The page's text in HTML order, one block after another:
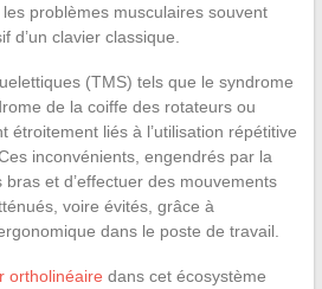
problèmes musculaires souvent
d’un clavier classique.
(TMS) tels que le syndrome
de la coiffe des rotateurs ou
étroitement liés à l’utilisation répétitive
inconvénients, engendrés par la
et d’effectuer des mouvements
voire évités, grâce à
dans le poste de travail.
ortholinéaire dans cet écosystème